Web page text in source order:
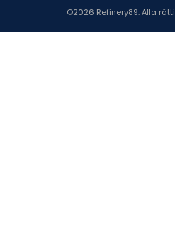
©2026 Refinery89. Alla